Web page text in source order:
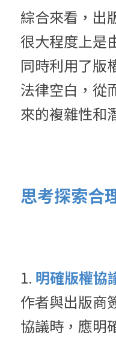
綜合來看，出
很大程度上是
同時利用了版
法律空白，從
來的複雜性和
思考探索合
1. 明確版權協
作者與出版商
協議時，應明